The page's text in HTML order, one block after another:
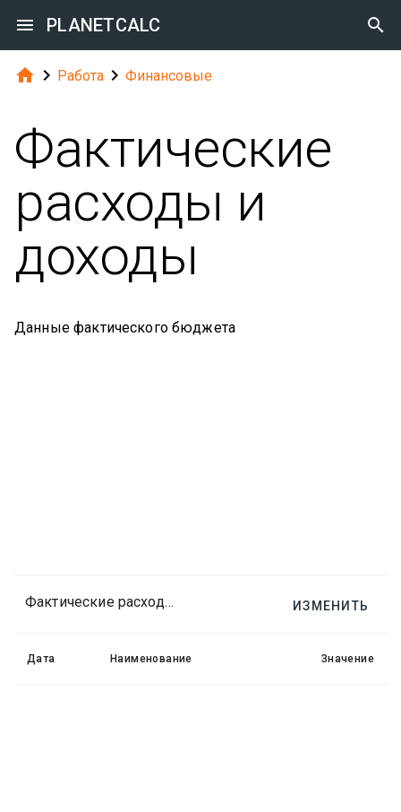
 PLANETCALC 
  Работа  Финансовые
Фактические
расходы и
доходы
Данные фактического бюджета
ИЗМЕНИТЬ
Фактические расходы и доходы
Дата Наименование Значение